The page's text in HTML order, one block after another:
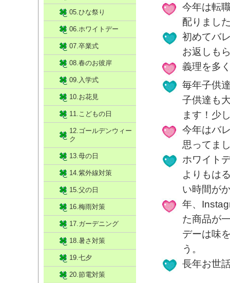
今年は転
配りまし
初めてバ
お返しも
義理を多
毎年子供
子供達も
ます！少
今年はバ
思ってま
ホワイト
よりもは
い時間が
年、
た商品が
デーは味
う。
長年お世
05.ひな祭り
06.ホワイトデー
07.卒業式
08.春のお彼岸
09.入学式
10.お花見
11.こどもの日
12.ゴールデンウィー
ク
13.母の日
14.紫外線対策
15.父の日
16.梅雨対策
17.ガーデニング
18.暑さ対策
19.七夕
20.節電対策